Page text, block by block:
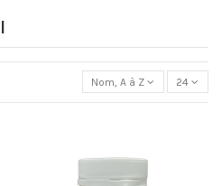
Nom, A à Z 24